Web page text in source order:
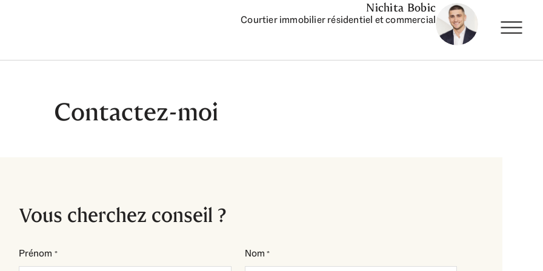
Nichita Bobic
Courtier immobilier résidentiel et commercial
Contactez-moi
Vous cherchez conseil ?
Prénom * Nom *